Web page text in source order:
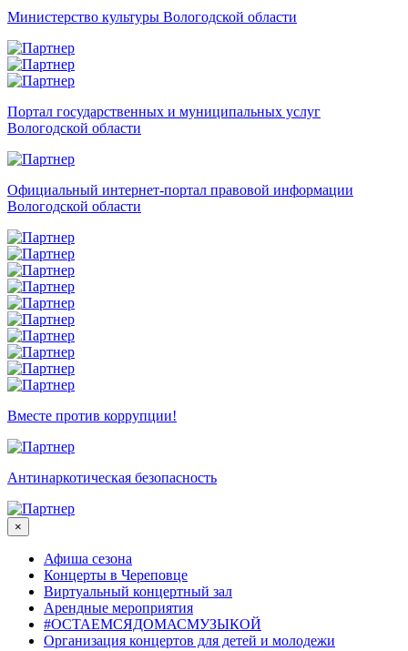
Министерство культуры Вологодской области
Портал государственных и муниципальных услуг
Вологодской области
Официальный интернет-портал правовой информации
Вологодской области
Вместе против коррупции!
Антинаркотическая безопасность
×
Афиша сезона
Концерты в Череповце
Виртуальный концертный зал
Арендные мероприятия
#ОСТАЕМСЯДОМАСМУЗЫКОЙ
Организация концертов для детей и молодежи